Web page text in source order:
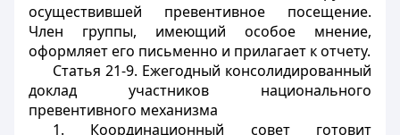
осуществившей превентивное посещение.
Член группы, имеющий особое мнение,
оформляет его письменно и прилагает к отчету.
Статья 21-9. Ежегодный консолидированный
доклад участников национального
превентивного механизма
1. Координационный совет готовит